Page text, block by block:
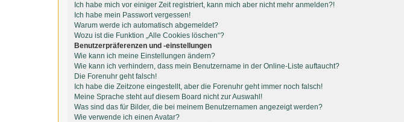
Ich habe mich vor einiger Zeit registriert, kann mich aber nicht mehr anmelden?!
Ich habe mein Passwort vergessen!
Warum werde ich automatisch abgemeldet?
Wozu ist die Funktion „Alle Cookies löschen“?
Benutzerpräferenzen und -einstellungen
Wie kann ich meine Einstellungen ändern?
Wie kann ich verhindern, dass mein Benutzername in der Online-Liste auftaucht?
Die Forenuhr geht falsch!
Ich habe die Zeitzone eingestellt, aber die Forenuhr geht immer noch falsch!
Meine Sprache steht auf diesem Board nicht zur Auswahl!
Was sind das für Bilder, die bei meinem Benutzernamen angezeigt werden?
Wie verwende ich einen Avatar?